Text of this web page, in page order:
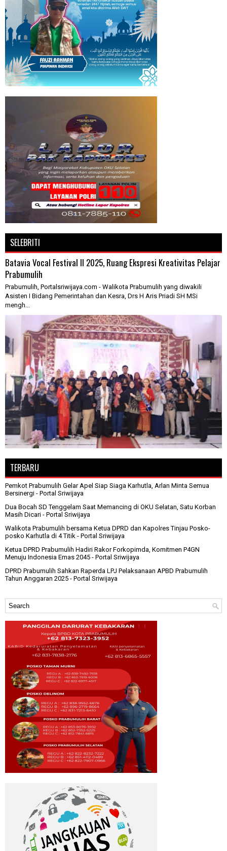
SELEBRITI
Batavia Vocal Festival II 2025, Ruang Ekspresi Kreativitas Pelajar
Prabumulih
Prabumulih, Portalsriwijaya.com - Walikota Prabumulih yang diwakili
Asisten I Bidang Pemerintahan dan Kesra, Drs H Aris Priadi SH MSi
mengh...
TERBARU
Pemkot Prabumulih Gelar Apel Siap Siaga Karhutla, Arlan Minta Semua
Bersinergi - Portal Sriwijaya
Dua Bocah SD Tenggelam Saat Memancing di OKU Selatan, Satu Korban
Masih Dicari - Portal Sriwijaya
Walikota Prabumulih bersama Ketua DPRD dan Kapolres Tinjau Posko-
posko Karhutla di 4 Titik - Portal Sriwijaya
Ketua DPRD Prabumulih Hadiri Rakor Forkopimda, Komitmen P4GN
Menuju Indonesia Emas 2045 - Portal Sriwijaya
DPRD Prabumulih Sahkan Raperda LPJ Pelaksanaan APBD Prabumulih
Tahun Anggaran 2025 - Portal Sriwijaya